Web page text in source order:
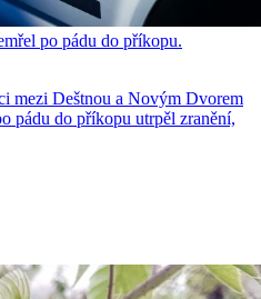
po pádu do příkopu.
mezi Deštnou a Novým Dvorem
pádu do příkopu utrpěl zranění,